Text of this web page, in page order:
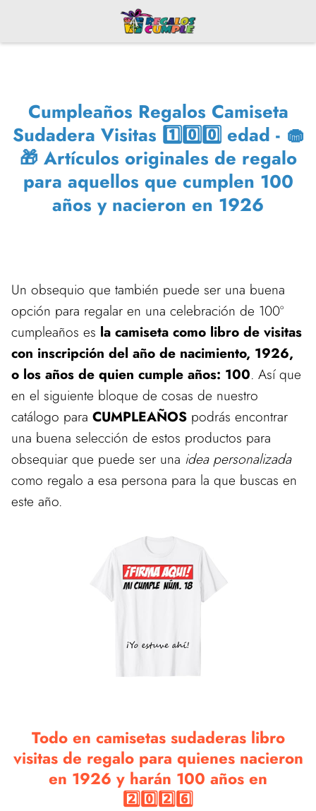
Cumpleaños Regalos Camiseta
Sudadera Visitas 1️⃣0️⃣0️⃣ edad - 🧁
🎁 Artículos originales de regalo
para aquellos que cumplen 100
años y nacieron en 1926
Un obsequio que también puede ser una buena
opción para regalar en una celebración de 100º
cumpleaños es la camiseta como libro de visitas
con inscripción del año de nacimiento, 1926,
o los años de quien cumple años: 100. Así que
en el siguiente bloque de cosas de nuestro
catálogo para CUMPLEAÑOS podrás encontrar
una buena selección de estos productos para
obsequiar que puede ser una idea personalizada
como regalo a esa persona para la que buscas en
este año.
Todo en camisetas sudaderas libro
visitas de regalo para quienes nacieron
en 1926 y harán 100 años en
2️⃣0️⃣2️⃣6️⃣